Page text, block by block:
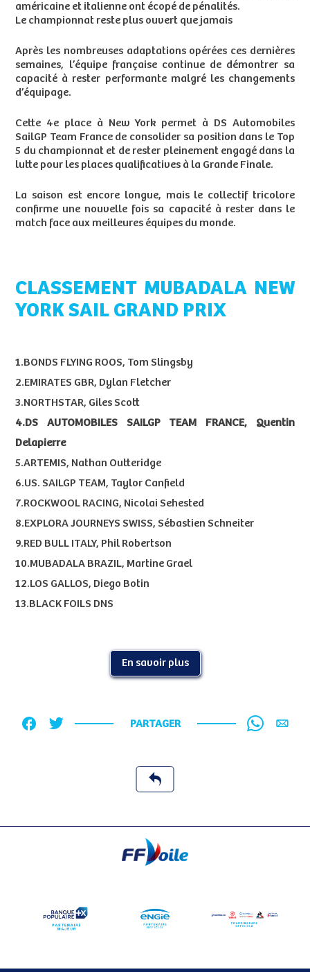
américaine et italienne ont écopé de pénalités.
Le championnat reste plus ouvert que jamais
Après les nombreuses adaptations opérées ces dernières
semaines, l’équipe française continue de démontrer sa
capacité à rester performante malgré les changements
d’équipage.
Cette 4e place à New York permet à DS Automobiles
SailGP Team France de consolider sa position dans le Top
5 du championnat et de rester pleinement engagé dans la
lutte pour les places qualificatives à la Grande Finale.
La saison est encore longue, mais le collectif tricolore
confirme une nouvelle fois sa capacité à rester dans le
match face aux meilleures équipes du monde.
CLASSEMENT MUBADALA NEW
YORK SAIL GRAND PRIX
1.BONDS FLYING ROOS, Tom Slingsby
2.EMIRATES GBR, Dylan Fletcher
3.NORTHSTAR, Giles Scott
4.DS AUTOMOBILES SAILGP TEAM FRANCE, Quentin
Delapierre
5.ARTEMIS, Nathan Outteridge
6.US. SAILGP TEAM, Taylor Canfield
7.ROCKWOOL RACING, Nicolai Sehested
8.EXPLORA JOURNEYS SWISS, Sébastien Schneiter
9.RED BULL ITALY, Phil Robertson
10.MUBADALA BRAZIL, Martine Grael
12.LOS GALLOS, Diego Botin
13.BLACK FOILS DNS
En savoir plus
PARTAGER